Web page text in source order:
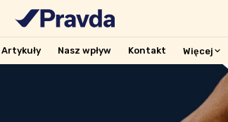
Artykuły Nasz wpływ Kontakt Więcej